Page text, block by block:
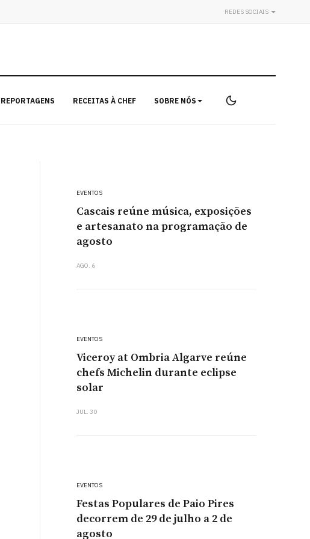
REDES SOCIAIS
REPORTAGENS RECEITAS À CHEF SOBRE NÓS
EVENTOS
Cascais reúne música, exposições
e artesanato na programação de
agosto
AGO. 6
EVENTOS
Viceroy at Ombria Algarve reúne
chefs Michelin durante eclipse
solar
JUL. 30
EVENTOS
Festas Populares de Paio Pires
decorrem de 29 de julho a 2 de
agosto